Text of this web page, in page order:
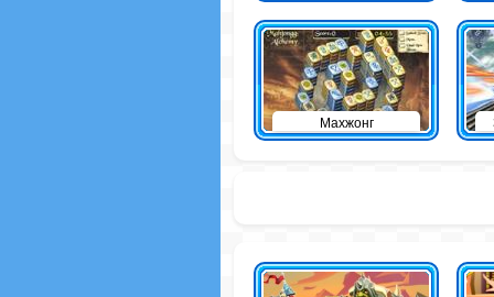
Махжонг